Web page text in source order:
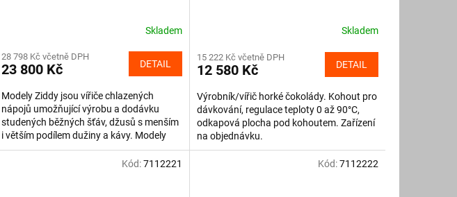
Skladem
28 798 Kč včetně DPH
23 800 Kč DETAIL
Modely Ziddy jsou vířiče chlazených
nápojů umožňující výrobu a dodávku
studených běžných šťáv, džusů s menším
i větším podílem dužiny a kávy. Modely
jsou v nerezovém provedení s...
Skladem
15 222 Kč včetně DPH
12 580 Kč DETAIL
Výrobník/vířič horké čokolády. Kohout pro
dávkování, regulace teploty 0 až 90°C,
odkapová plocha pod kohoutem. Zařízení
na objednávku.
Kód:7112221 Kód:7112222